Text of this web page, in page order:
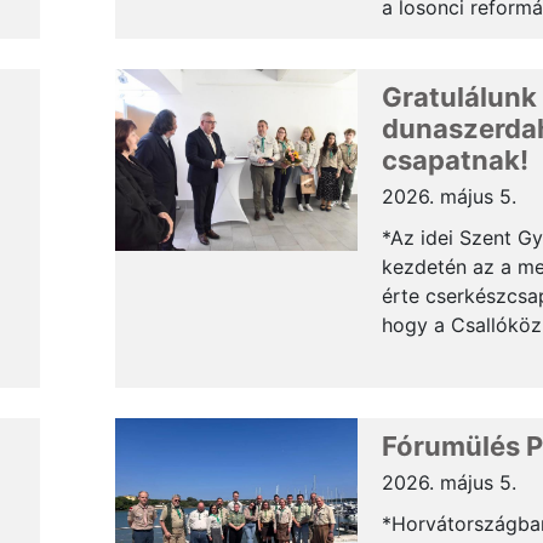
a losonci
Hatvani István
és az 503. sz.
Öregcserkész
civilek, első
kiszabadítottuk
sírkertet a
szemét
folytatásról
ké...
Gratulálunk
csapatnak!
2026. május 5.
*Az idei Szent
kezdetén az a
érte
hogy a
ifjúságnevelő
Megtisztelő ezt
Fórumülés
2026. május 5.